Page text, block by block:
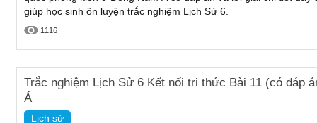
giúp học sinh ôn luyện trắc nghiệm Lịch Sử 6.
1116
Trắc nghiệm Lịch Sử 6 Kết nối tri thức Bài 11 (có đáp
Á
Lịch sử